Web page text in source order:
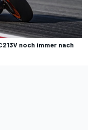
noch immer nach